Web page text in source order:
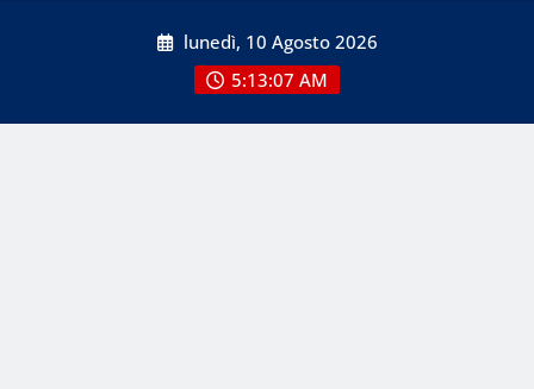
lunedì, 10 Agosto 2026
5:13:08 AM